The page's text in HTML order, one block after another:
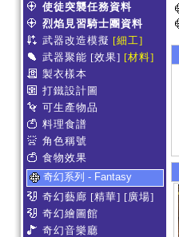
使徒突襲任務資料
烈焰見習騎士團資料
武器改造模擬 [細工]
武器聚能 [效果] [材料]
製衣樣本
打鐵設計圖
可生產物品
料理食譜
角色稱號
食物效果
奇幻系列 - Fantasy
奇幻藝廊 [精華] [廣場]
奇幻繪圖館
奇幻音樂廳